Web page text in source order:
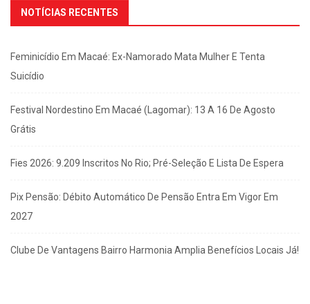
NOTÍCIAS RECENTES
Feminicídio Em Macaé: Ex-Namorado Mata Mulher E Tenta
Suicídio
Festival Nordestino Em Macaé (Lagomar): 13 A 16 De Agosto
Grátis
Fies 2026: 9.209 Inscritos No Rio; Pré-Seleção E Lista De Espera
Pix Pensão: Débito Automático De Pensão Entra Em Vigor Em
2027
Clube De Vantagens Bairro Harmonia Amplia Benefícios Locais Já!